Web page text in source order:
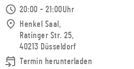
20:00 - 21:00Uhr
Henkel Saal,
Ratinger Str. 25,
40213 Düsseldorf
Termin herunterladen